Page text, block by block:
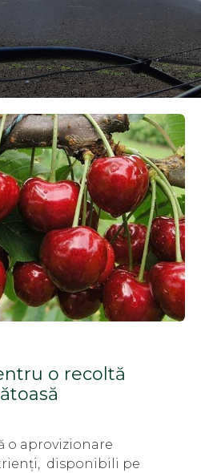
o recoltă
o aprovizionare
disponibili pe